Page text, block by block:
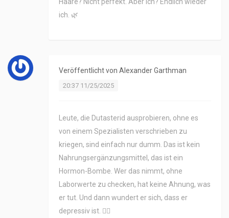
ich. 🌿
Veröffentlicht von Alexander Garthman
20:37 11/25/2025
Leute, die Dutasterid ausprobieren, ohne es
von einem Spezialisten verschrieben zu
kriegen, sind einfach nur dumm. Das ist kein
Nahrungsergänzungsmittel, das ist ein
Hormon-Bombe. Wer das nimmt, ohne
Laborwerte zu checken, hat keine Ahnung, was
er tut. Und dann wundert er sich, dass er
depressiv ist. 🤦‍♂️